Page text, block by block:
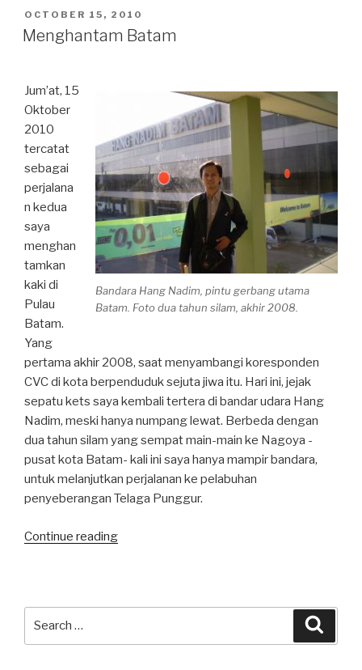
Menuruti
Kata
POSTED
ON
OCTOBER 15, 2010
Menghantam Batam
Bandara Hang Nadim, pintu gerbang utama
Batam. Foto dua tahun silam, akhir 2008.
Jum’at, 15
Oktober
2010
tercatat
sebagai
perjalana
n kedua
saya
menghan
tamkan
kaki di
Pulau
Batam.
Yang
pertama akhir 2008, saat menyambangi koresponden
CVC di kota berpenduduk sejuta jiwa itu. Hari ini, jejak
sepatu kets saya kembali tertera di bandar udara Hang
Nadim, meski hanya numpang lewat. Berbeda dengan
dua tahun silam yang sempat main-main ke Nagoya -
pusat kota Batam- kali ini saya hanya mampir bandara,
untuk melanjutkan perjalanan ke pelabuhan
penyeberangan Telaga Punggur.
Continue reading“Menghantam